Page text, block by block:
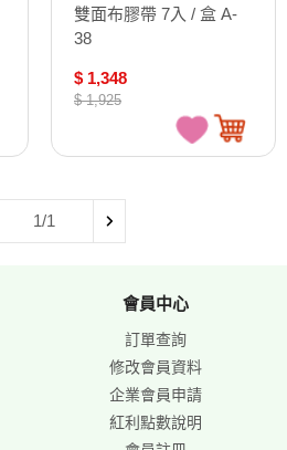
雙面布膠帶 7入 / 盒 A-
38
$ 1,348
$ 1,925
1/1
會員中心
訂單查詢
修改會員資料
企業會員申請
紅利點數說明